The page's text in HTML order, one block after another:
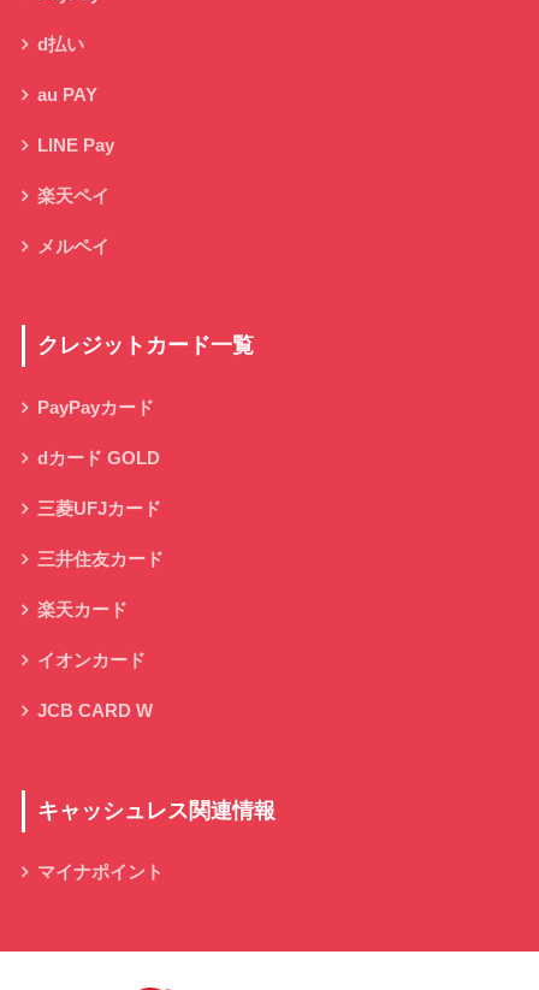
d払い
au PAY
LINE Pay
楽天ペイ
メルペイ
クレジットカード一覧
PayPayカード
dカード GOLD
三菱UFJカード
三井住友カード
楽天カード
イオンカード
JCB CARD W
キャッシュレス関連情報
マイナポイント